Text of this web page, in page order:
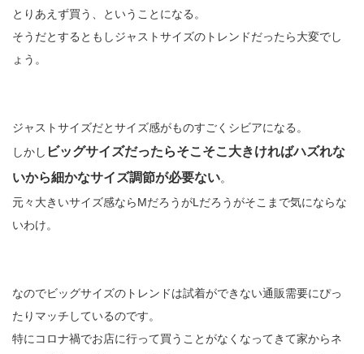
とりあえず買う、ということになる。
そうだとするともしジャストサイズのトレンドだったら大変でし
ょう。
ジャストサイズだとサイズ感がものすごくシビアになる。
しかし ビッグサイズだったらそこそこ大きければハズれな
いから細かなサイズ調節が必要ない。
元々大きいサイズ感ならMだろうがLだろうがそこまで気にならな
いわけ。
なのでビッグサイズのトレンドは試着ができない通販需要にぴっ
たりマッチしているのです。
特にコロナ禍でお店に行って買うことがなくなってきて家からネ